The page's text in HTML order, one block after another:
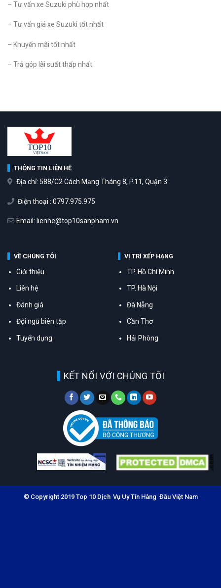
– Tư vấn xe Suzuki phù hợp nhất
– Tư vấn giá xe Suzuki tốt nhất
– Khuyến mãi tốt nhất
– Trả góp lãi suất thấp nhất
THÔNG TIN LIÊN HỆ
Địa chỉ: 588/C2 Cách Mạng Tháng 8, P.11, Quận 3
Điện thoại : 0797.975.975
Email: lienhe@top10sanpham.vn
VỀ CHÚNG TÔI
Giới thiệu
Liên hệ
Đánh giá
Đội ngũ biên tập
Tuyển dụng
VỊ TRÍ XẾP HẠNG
TP. Hồ Chí Minh
TP. Hà Nội
Đà Nẵng
Cần Thơ
Hải Phòng
KẾT NỐI VỚI CHÚNG TÔI
© Copyright 2019 Top 10 Dịch Vụ Uy Tín Hàng Đầu Việt Nam